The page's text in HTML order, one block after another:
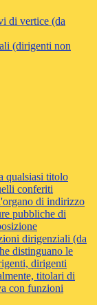
di vertice (da
(dirigenti non
qualsiasi titolo
conferiti
di indirizzo
pubbliche di
dirigenziali (da
distinguano le
dirigenti
titolari di
con funzioni